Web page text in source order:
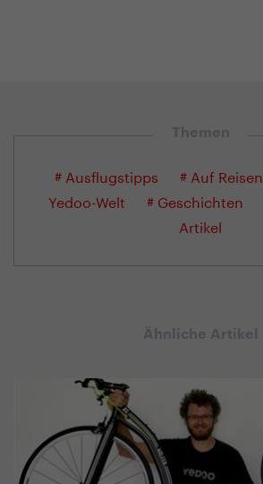
Themen
# Ausflugstipps # Auf Reisen
Yedoo-Welt
# Geschichten
Artikel
Ähnliche Artikel